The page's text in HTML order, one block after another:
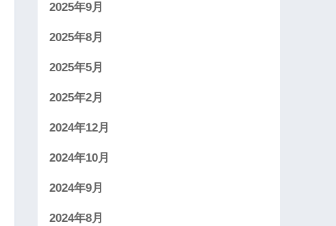
2025年9月
2025年8月
2025年5月
2025年2月
2024年12月
2024年10月
2024年9月
2024年8月